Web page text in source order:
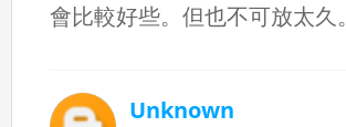
會比較好些。但也不可放太久。
Unknown